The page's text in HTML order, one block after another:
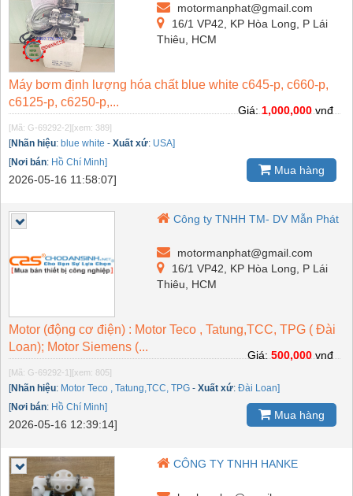
motormanphat@gmail.com
16/1 VP42, KP Hòa Long, P Lái
Thiêu, HCM
Máy bơm định lượng hóa chất blue white c645-p, c660-p,
c6125-p, c6250-p,...
[Mã: G-69292-2][xem: 389]
[Nhãn hiệu: blue white - Xuất xứ: USA]
[Nơi bán: Hồ Chí Minh]
2026-05-16 11:58:07]
Giá: 1,000,000 vnđ
Mua hàng
Công ty TNHH TM- DV Mẫn Phát
motormanphat@gmail.com
16/1 VP42, KP Hòa Long, P Lái
Thiêu, HCM
Motor (động cơ điện) : Motor Teco , Tatung,TCC, TPG ( Đài
Loan); Motor Siemens (...
[Mã: G-69292-1][xem: 805]
[Nhãn hiệu: Motor Teco , Tatung,TCC, TPG - Xuất xứ: Đài Loan]
[Nơi bán: Hồ Chí Minh]
2026-05-16 12:39:14]
Giá: 500,000 vnđ
Mua hàng
CÔNG TY TNHH HANKE